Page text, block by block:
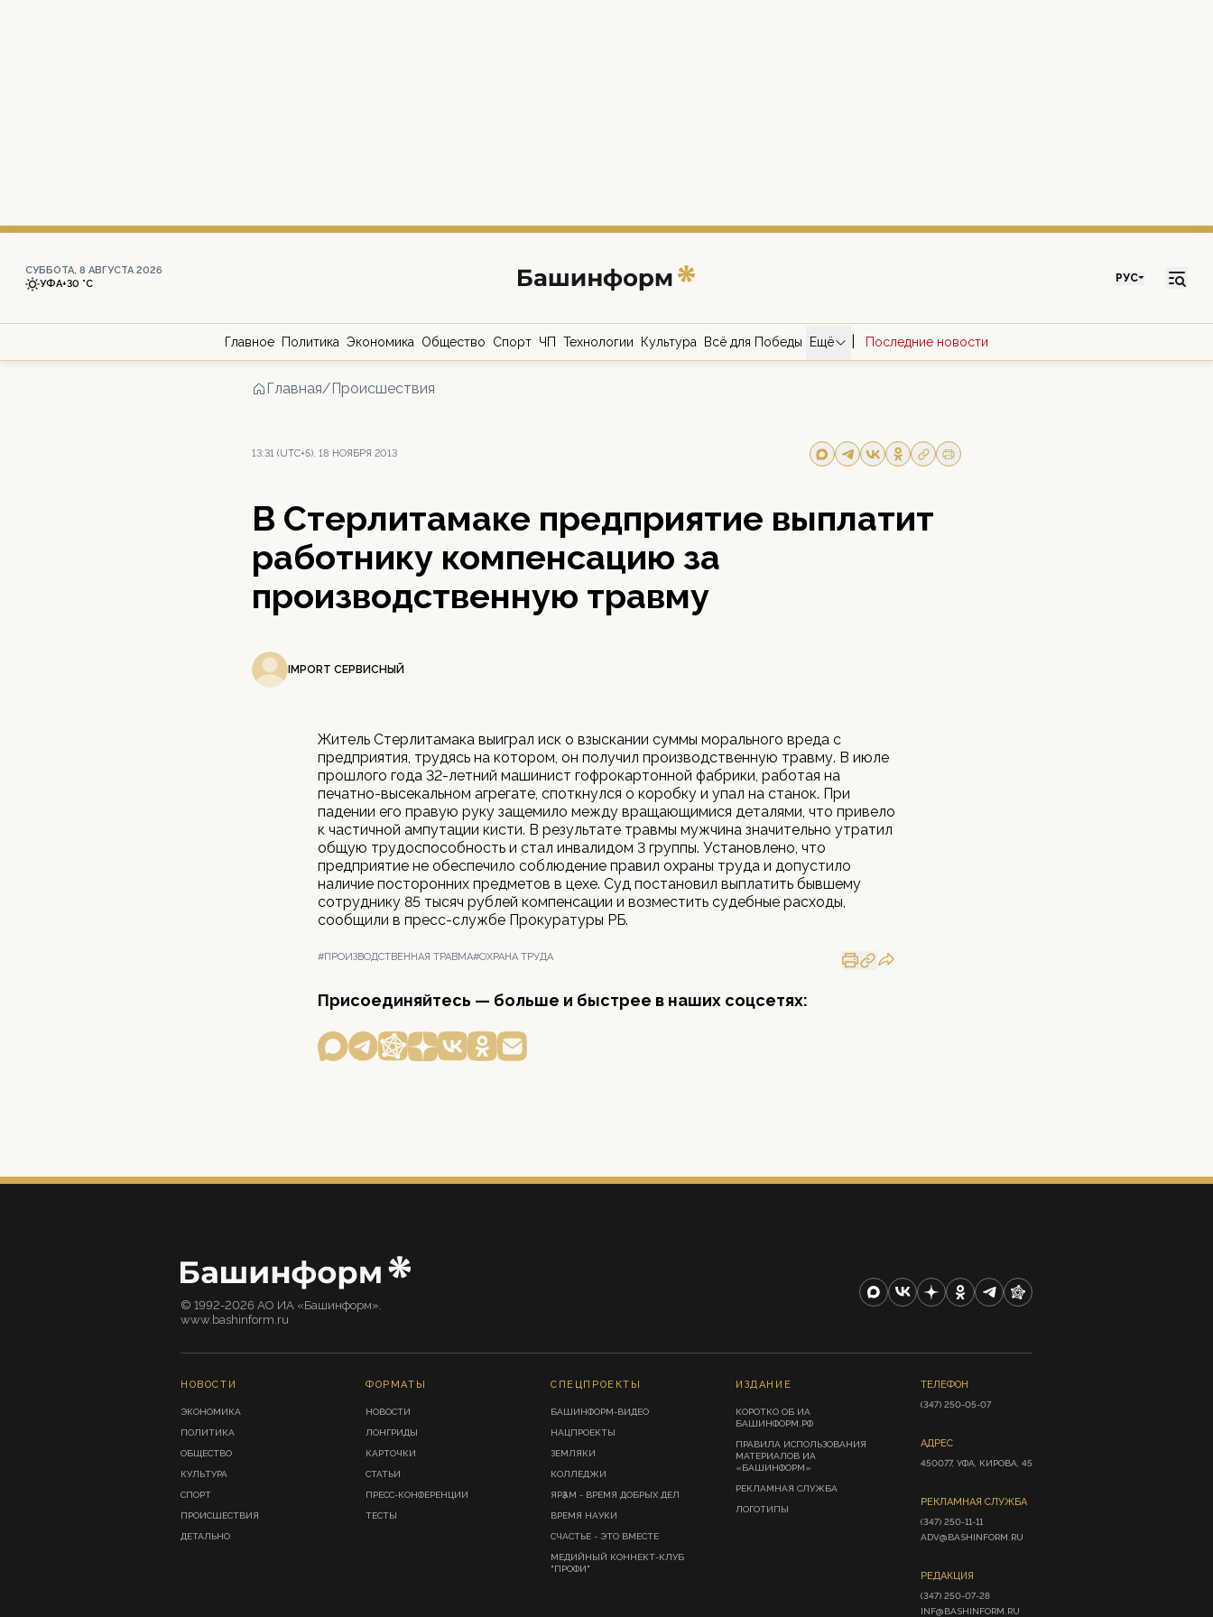
СУББОТА, 8 АВГУСТА 2026
УФА+30 °С РУС
Главное Политика Экономика Общество Спорт ЧП Технологии Культура Всё для Победы Ещё Последние новости
Главная/Происшествия
13:31 (UTC+5), 18 НОЯБРЯ 2013
В Стерлитамаке предприятие выплатит
работнику компенсацию за
производственную травму
IMPORT СЕРВИСНЫЙ
Житель Стерлитамака выиграл иск о взыскании суммы морального вреда с
предприятия, трудясь на котором, он получил производственную травму. В июле
прошлого года 32-летний машинист гофрокартонной фабрики, работая на
печатно-высекальном агрегате, споткнулся о коробку и упал на станок. При
падении его правую руку защемило между вращающимися деталями, что привело
к частичной ампутации кисти. В результате травмы мужчина значительно утратил
общую трудоспособность и стал инвалидом 3 группы. Установлено, что
предприятие не обеспечило соблюдение правил охраны труда и допустило
наличие посторонних предметов в цехе. Суд постановил выплатить бывшему
сотруднику 85 тысяч рублей компенсации и возместить судебные расходы,
сообщили в пресс-службе Прокуратуры РБ.
#ПРОИЗВОДСТВЕННАЯ ТРАВМА#ОХРАНА ТРУДА
Присоединяйтесь — больше и быстрее в наших соцсетях:
© 1992-2026 АО ИА «Башинформ».
www.bashinform.ru
НОВОСТИ
ЭКОНОМИКА
ПОЛИТИКА
ОБЩЕСТВО
КУЛЬТУРА
СПОРТ
ПРОИСШЕСТВИЯ
ДЕТАЛЬНО
ФОРМАТЫ
НОВОСТИ
ЛОНГРИДЫ
КАРТОЧКИ
СТАТЬИ
ПРЕСС-КОНФЕРЕНЦИИ
ТЕСТЫ
СПЕЦПРОЕКТЫ
БАШИНФОРМ-ВИДЕО
НАЦПРОЕКТЫ
ЗЕМЛЯКИ
КОЛЛЕДЖИ
ЯРҘАМ - ВРЕМЯ ДОБРЫХ ДЕЛ
ВРЕМЯ НАУКИ
СЧАСТЬЕ - ЭТО ВМЕСТЕ
МЕДИЙНЫЙ КОННЕКТ-КЛУБ
"ПРОФИ"
ИЗДАНИЕ
КОРОТКО ОБ ИА
БАШИНФОРМ.РФ
ПРАВИЛА ИСПОЛЬЗОВАНИЯ
МАТЕРИАЛОВ ИА
«БАШИНФОРМ»
РЕКЛАМНАЯ СЛУЖБА
ЛОГОТИПЫ
ТЕЛЕФОН
(347) 250-05-07
АДРЕС
450077, УФА, КИРОВА, 45
РЕКЛАМНАЯ СЛУЖБА
(347) 250-11-11
ADV@BASHINFORM.RU
РЕДАКЦИЯ
(347) 250-07-28
INF@BASHINFORM.RU